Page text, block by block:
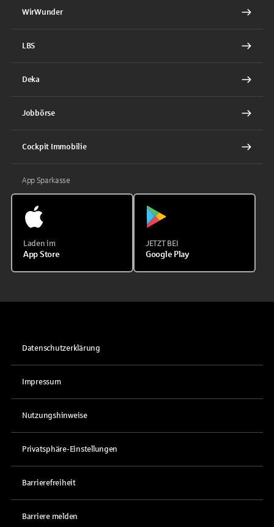
WirWunder
LBS
Deka
Jobbörse
Cockpit Immobilie
App Sparkasse
Laden im
App Store
JETZT BEI
Google Play
Datenschutzerklärung
Impressum
Nutzungshinweise
Privatsphäre-Einstellungen
Barrierefreiheit
Barriere melden